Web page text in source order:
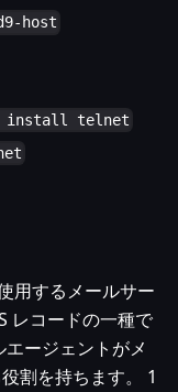
host
install telnet
用するメールサー
レコードの一種で
ージェントがメ
割を持ちます。 1